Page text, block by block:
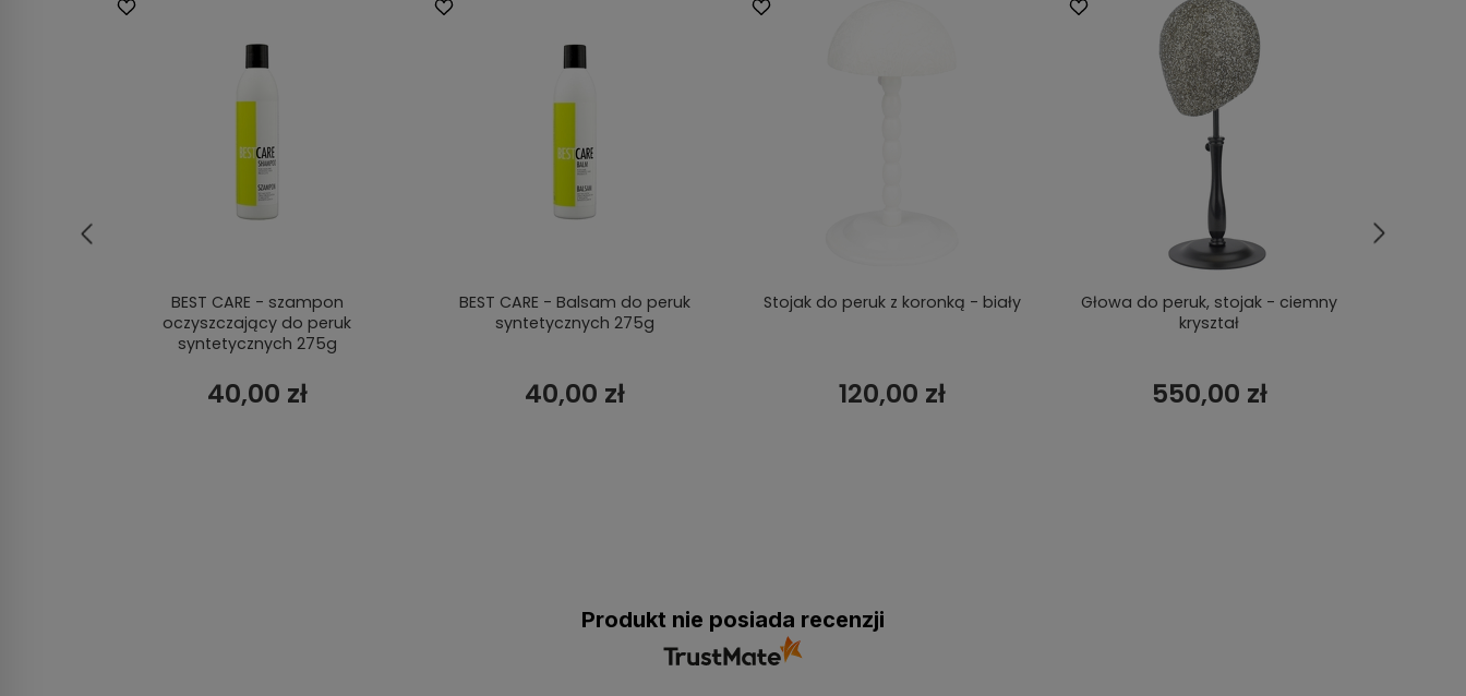
BEST CARE - szampon
oczyszczający do peruk
syntetycznych 275g
40,00 zł
BEST CARE - Balsam do peruk
syntetycznych 275g
40,00 zł
Stojak do peruk z koronką - biały
120,00 zł
Głowa do peruk, stojak - ciemny
kryształ
550,00 zł
Produkt nie posiada recenzji